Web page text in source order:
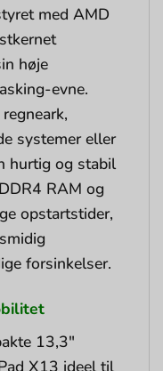
med AMD
høje
evne.
systemer eller
hurtig og stabil
RAM og
opstartstider,
forsinkelser.
13,3″
X13 ideel til